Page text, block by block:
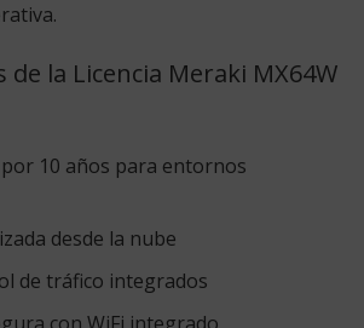
de la Licencia Meraki MX64W
10 años para entornos
desde la nube
de tráfico integrados